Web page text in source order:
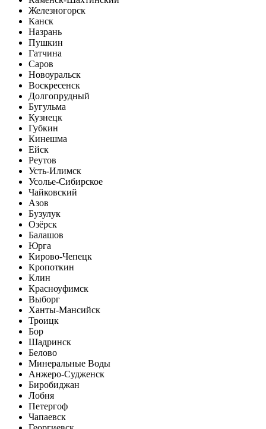
Железногорск
Канск
Назрань
Пушкин
Гатчина
Саров
Новоуральск
Воскресенск
Долгопрудный
Бугульма
Кузнецк
Губкин
Кинешма
Ейск
Реутов
Усть-Илимск
Усолье-Сибирское
Чайковский
Азов
Бузулук
Озёрск
Балашов
Юрга
Кирово-Чепецк
Кропоткин
Клин
Красноуфимск
Выборг
Ханты-Мансийск
Троицк
Бор
Шадринск
Белово
Минеральные Воды
Анжеро-Судженск
Биробиджан
Лобня
Петергоф
Чапаевск